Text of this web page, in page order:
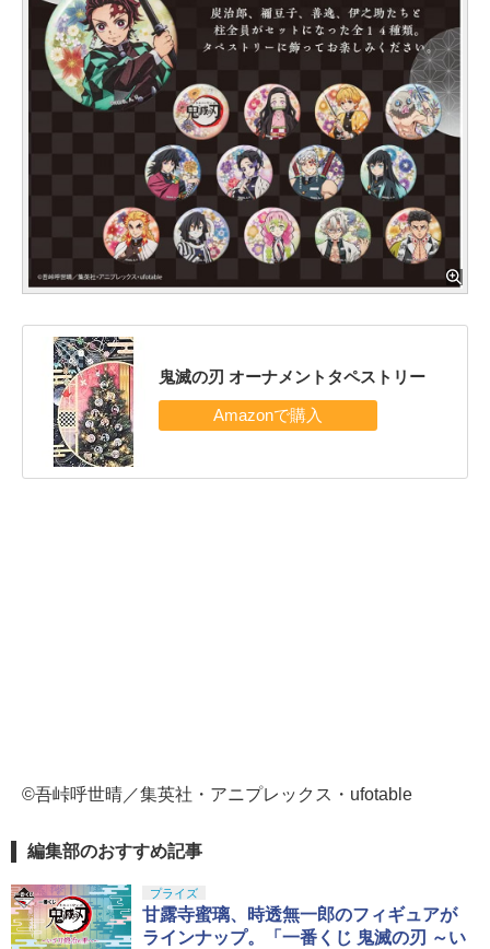
鬼滅の刃 オーナメントタペストリー
©吾峠呼世晴／集英社・アニプレックス・ufotable
編集部のおすすめ記事
プライズ
甘露寺蜜璃、時透無一郎のフィギュアが
ラインナップ。「一番くじ 鬼滅の刃 ～い